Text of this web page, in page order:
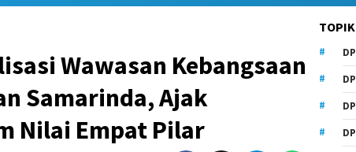
Wawasan Kebangsaan
Samarinda, Ajak
Nilai Empat Pilar